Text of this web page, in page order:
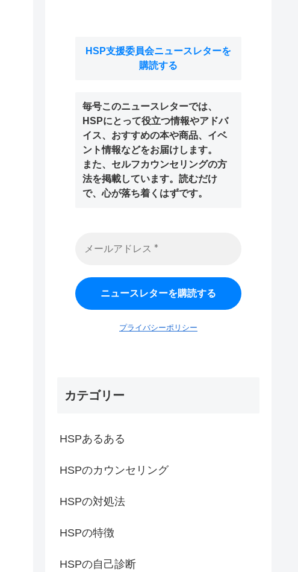
HSP支援委員会ニュースレターを
購読する
毎号このニュースレターでは、
HSPにとって役立つ情報やアドバ
イス、おすすめの本や商品、イベ
ント情報などをお届けします。
また、セルフカウンセリングの方
法を掲載しています。読むだけ
で、心が落ち着くはずです。
プライバシーポリシー
カテゴリー
HSPあるある
HSPのカウンセリング
HSPの対処法
HSPの特徴
HSPの自己診断